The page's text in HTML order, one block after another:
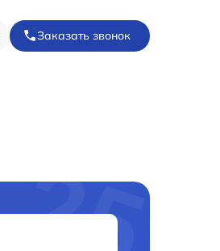
Заказать звонок